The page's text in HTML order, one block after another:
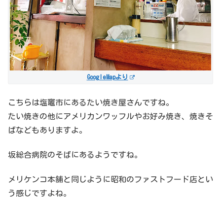
GoogleMapより
こちらは塩竈市にあるたい焼き屋さんですね。
たい焼きの他にアメリカンワッフルやお好み焼き、焼きそ
ばなどもありますよ。
坂総合病院のそばにあるようですね。
メリケンコ本舗と同じように昭和のファストフード店とい
う感じですよね。